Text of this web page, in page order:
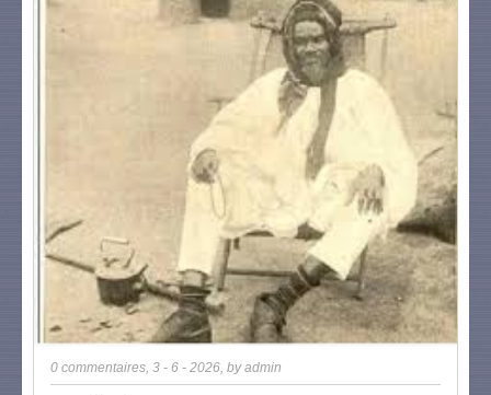
0 commentaires 3 - 6 - 2026 , byadmin